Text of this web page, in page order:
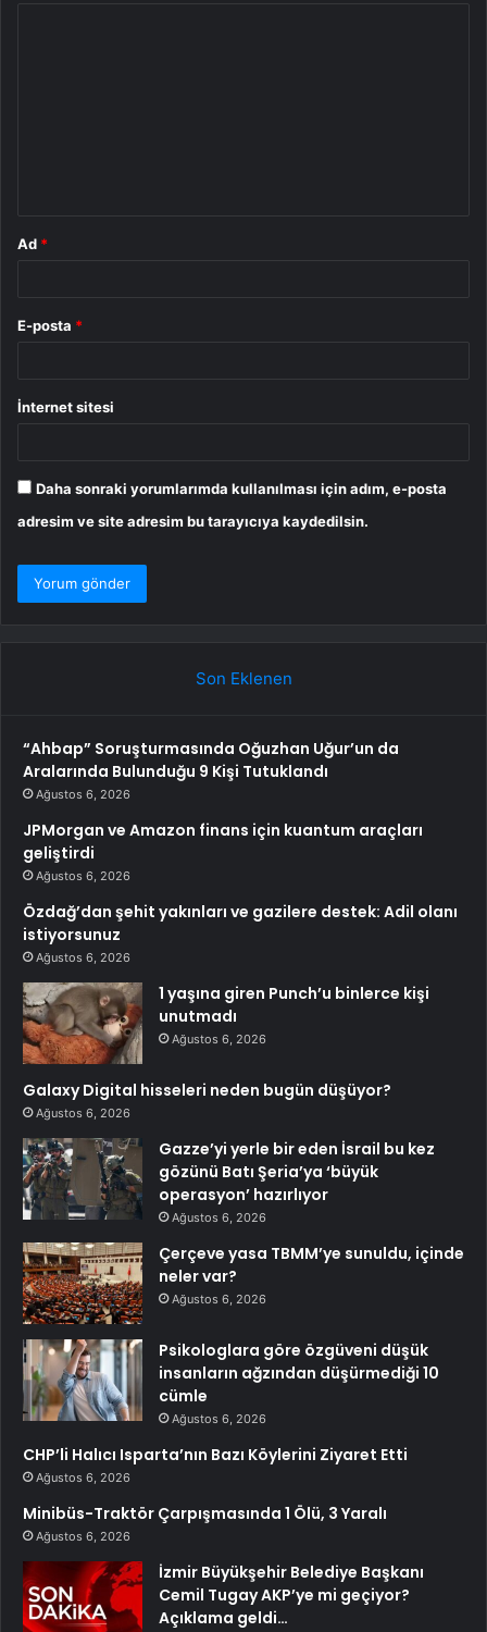
Ad *
E-posta *
İnternet sitesi
Daha sonraki yorumlarımda kullanılması için adım, e-posta
adresim ve site adresim bu tarayıcıya kaydedilsin.
Son Eklenen
“Ahbap” Soruşturmasında Oğuzhan Uğur’un da
Aralarında Bulunduğu 9 Kişi Tutuklandı
Ağustos 6, 2026
JPMorgan ve Amazon finans için kuantum araçları
geliştirdi
Ağustos 6, 2026
Özdağ’dan şehit yakınları ve gazilere destek: Adil olanı
istiyorsunuz
Ağustos 6, 2026
1 yaşına giren Punch’u binlerce kişi
unutmadı
Ağustos 6, 2026
Galaxy Digital hisseleri neden bugün düşüyor?
Ağustos 6, 2026
Gazze’yi yerle bir eden İsrail bu kez
gözünü Batı Şeria’ya ‘büyük
operasyon’ hazırlıyor
Ağustos 6, 2026
Çerçeve yasa TBMM’ye sunuldu, içinde
neler var?
Ağustos 6, 2026
Psikologlara göre özgüveni düşük
insanların ağzından düşürmediği 10
cümle
Ağustos 6, 2026
CHP’li Halıcı Isparta’nın Bazı Köylerini Ziyaret Etti
Ağustos 6, 2026
Minibüs-Traktör Çarpışmasında 1 Ölü, 3 Yaralı
Ağustos 6, 2026
İzmir Büyükşehir Belediye Başkanı
Cemil Tugay AKP’ye mi geçiyor?
Açıklama geldi…